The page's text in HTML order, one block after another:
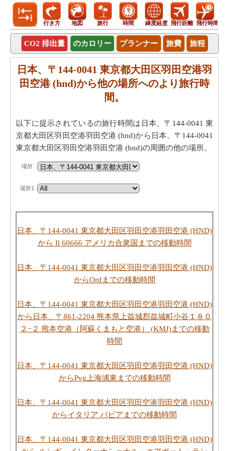
行き方 地図 旅行 時間 緯度経度 飛行距離 飛行時間
CO2 排出量 のカロリー プランナー 旅費 旅程
日本、〒144-0041 東京都大田区羽田空港羽
田空港 (hnd)から他の場所へのより旅行時
間。
以下に提示されているの旅行時間は日本、〒144-0041 東
京都大田区羽田空港羽田空港 (hnd)から日本、〒144-0041
東京都大田区羽田空港羽田空港 (hnd)の周囲の他の場所。
場所
場所1
日本、〒144-0041 東京都大田区羽田空港羽田空港 (HND)
から Il 60666 アメリカ合衆国までの移動時間
日本、〒144-0041 東京都大田区羽田空港羽田空港 (HND)
からOrdまでの移動時間
日本、〒144-0041 東京都大田区羽田空港羽田空港 (HND)
から日本、〒861-2204 熊本県上益城郡益城町小谷１８０
２−２ 熊本空港（阿蘇くまもと空港） (KMJ)までの移動
時間
日本、〒144-0041 東京都大田区羽田空港羽田空港 (HND)
からPvg上海浦東までの移動時間
日本、〒144-0041 東京都大田区羽田空港羽田空港 (HND)
からイタリア パビアまでの移動時間
日本、〒144-0041 東京都大田区羽田空港羽田空港 (HND)